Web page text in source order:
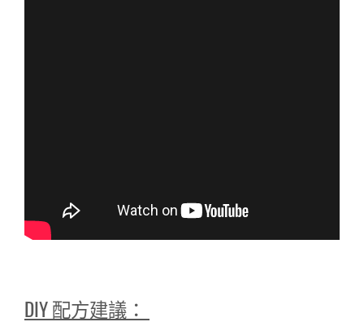
DIY 配方建議：